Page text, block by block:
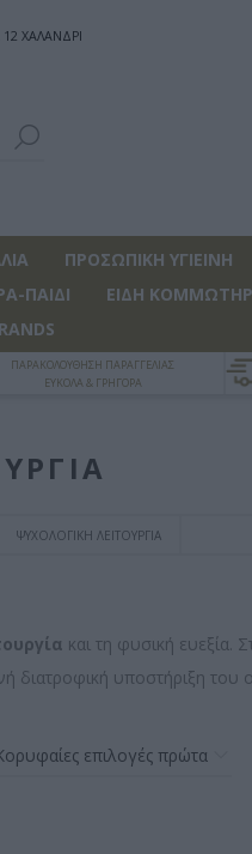
ΧΑΛΑΝΔΡΙ
ΠΡΟΣΩΠΙΚΗ ΥΓΙΕΙΝΗ
ΠΑΙΔΙ
ΕΙΔΗ
ΠΑΡΑΚΟΛΟΥΘΗΣΗ ΠΑΡΑΓΓΕΛΙΑΣ
ΕΥΚΟΛΑ & ΓΡΗΓΟΡΑ
ΨΥΧΟΛΟΓΙΚΗ ΛΕΙΤΟΥΡΓΙΑ
και τη φυσική ευεξία.
διατροφική υποστήριξη του